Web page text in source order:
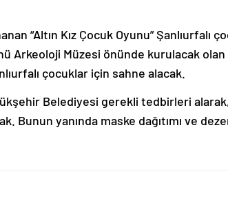
“Altın Kız Çocuk Oyunu” Şanlıurfalı
Arkeoloji Müzesi önünde kurulacak
çocuklar için sahne alacak.
Belediyesi gerekli tedbirleri
Bunun yanında maske dağıtımı ve